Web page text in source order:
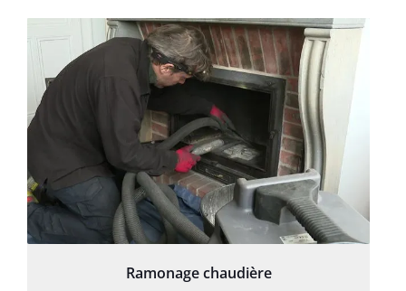
Ramonage chaudière